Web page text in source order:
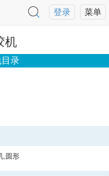
菜单
登录
机
录
,圆形